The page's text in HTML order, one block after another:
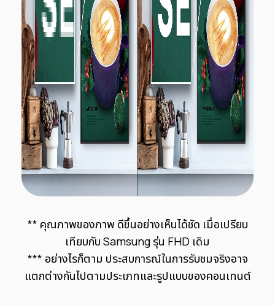
** คุณภาพของภาพ ดีขึ้นอย่างเห็นได้ชัด เมื่อเปรียบ
เทียบกับ Samsung รุ่น FHD เดิม
*** อย่างไรก็ตาม ประสบการณ์ในการรับชมจริงอาจ
แตกต่างกันไปตามประเภทและรูปแบบของคอนเทนต์